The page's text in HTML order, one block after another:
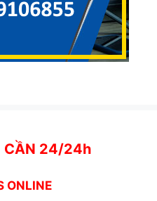
CẦN 24/24h
ONLINE